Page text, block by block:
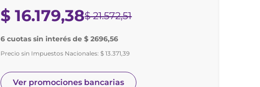
$ 16.179,38$ 21.572,51
6 cuotas sin interés de $ 2696,56
Precio sin Impuestos Nacionales:$ 13.371,39
Ver promociones bancarias